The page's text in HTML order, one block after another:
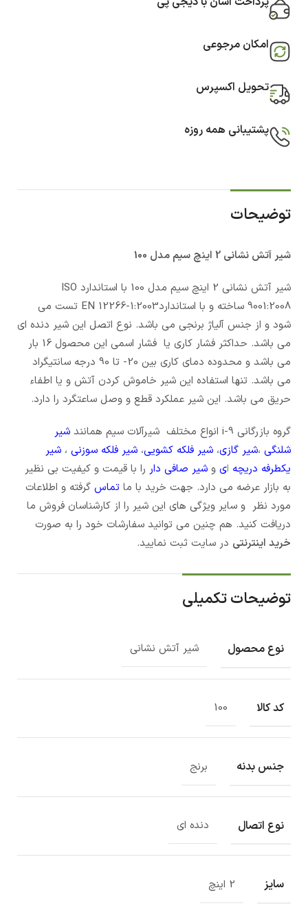
امکان مرجوعی
تحویل اکسپرس
پشتیبانی همه روزه
توضیحات
شیر آتش نشانی 2 اینچ سیم مدل 100
شیر آتش نشانی 2 اینچ سیم مدل 100 با استاندارد ISO
9001:2008 ساخته و با استانداردEN 12266-1:2003 تست می
شود و از جنس آلیاژ برنجی می باشد. نوع اتصل این شیر دنده ای
می باشد. حداکثر فشار کاری یا فشار اسمی این محصول 16 بار
می باشد و محدوده دمای کاری بین 20- تا 90 درجه سانتیگراد
می باشد. تنها استفاده این شیر خاموش کردن آتش و یا اطفاء
حریق می باشد. این شیر عملکرد قطع و وصل ساعتگرد را دارد.
گروه بازرگانی i-9 انواع مختلف شیرآلات سیم همانند
شیر
شلنگی ،شیر گازی، شیر فلکه کشویی، شیر فلکه سوزنی ، شیر
یکطرفه دریچه ای و شیر صافی دار را با قیمت و کیفیت بی نظیر
به بازار عرضه می دارد. جهت خرید با ما تماس گرفته و اطلاعات
مورد نظر و سایر ویژگی های این شیر را از کارشناسان فروش ما
دریافت کنید. هم چنین می توانید سفارشات خود را به صورت
خرید اینترنتی در سایت ثبت نمایید.
توضیحات تکمیلی
نوع محصول شیر آتش نشانی
کد کالا 100
جنس بدنه برنج
نوع اتصال دنده ای
سایز 2 اینچ